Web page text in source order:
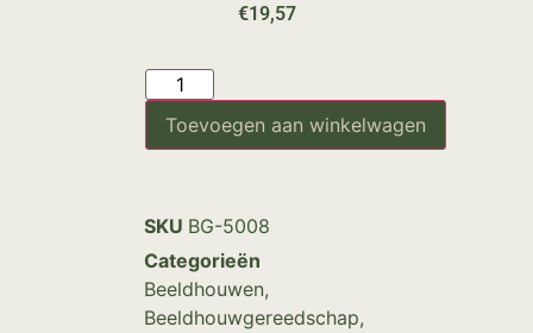
€19,57
Toevoegen aan winkelwagen
SKU BG-5008
Categorieën
Beeldhouwen,
Beeldhouwgereedschap,